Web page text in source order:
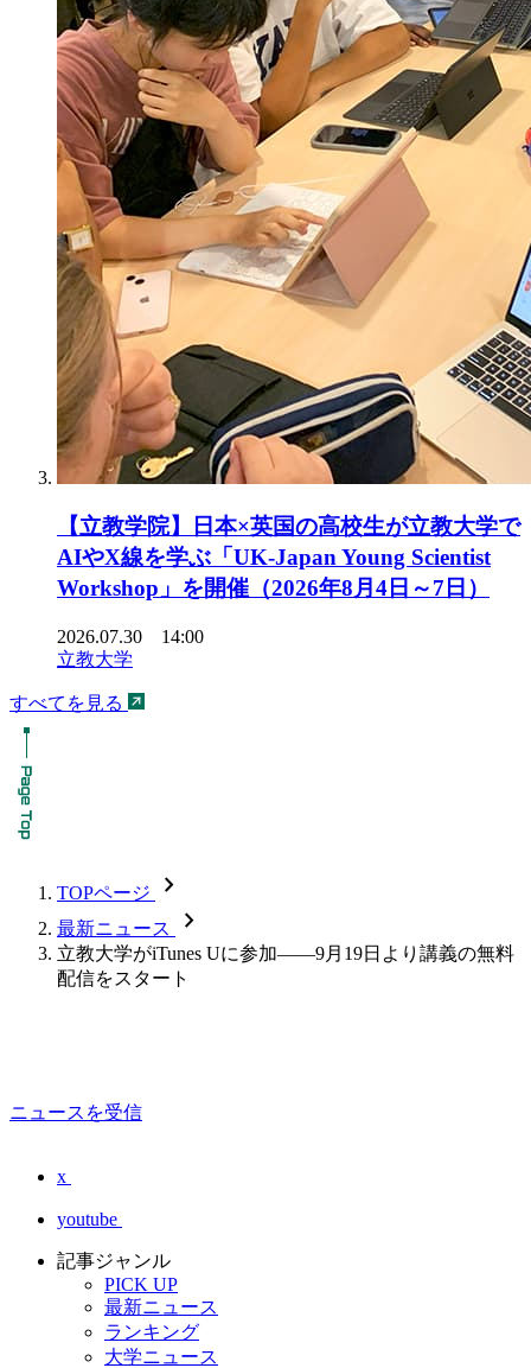
【立教学院】日本×英国の高校生が立教大学で
AIやX線を学ぶ「UK-Japan Young Scientist
Workshop」を開催（2026年8月4日～7日）
2026.07.30 14:00
立教大学
すべてを見る
TOPページ chevron_forward
最新ニュース chevron_forward
立教大学がiTunes Uに参加――9月19日より講義の無料
配信をスタート
ニュースを受信
x
youtube
記事ジャンル
PICK UP
最新ニュース
ランキング
大学ニュース